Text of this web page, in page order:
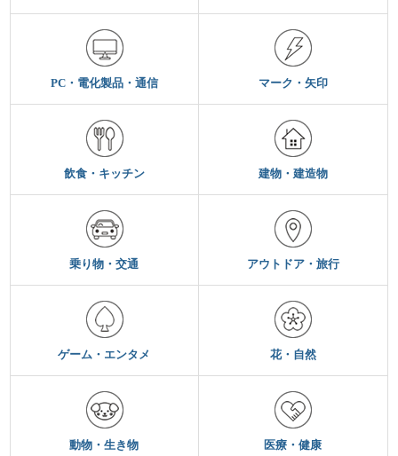
PC・電化製品・通信 マーク・矢印
飲食・キッチン 建物・建造物
乗り物・交通 アウトドア・旅行
ゲーム・エンタメ 花・自然
動物・生き物 医療・健康